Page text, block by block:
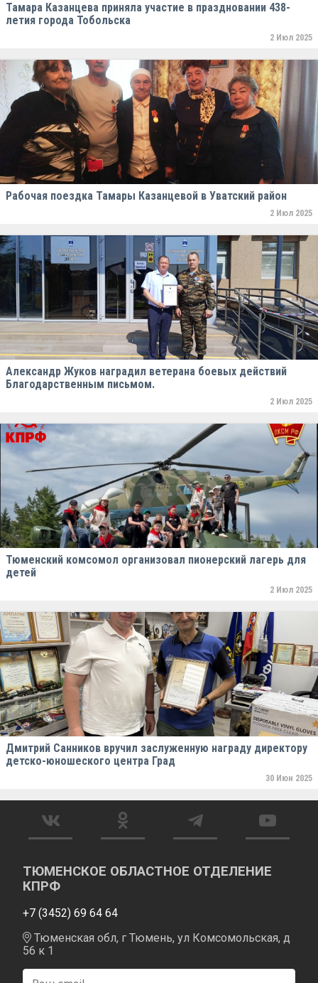
Тамара Казанцева приняла участие в праздновании 438-
летия города Тобольска
2 Июл 2025
Рабочая поездка Тамары Казанцевой в Уватский район
2 Июл 2025
Александр Жуков наградил ветерана боевых действий
Благодарственным письмом.
2 Июл 2025
Тюменский комсомол организовал пионерский лагерь для
детей
2 Июл 2025
Дмитрий Санников вручил заслуженную награду директору
детско-юношеского центра Град
30 Июн 2025
ТЮМЕНСКОЕ ОБЛАСТНОЕ ОТДЕЛЕНИЕ
КПРФ
+7 (3452) 69 64 64
Тюменская обл, г Тюмень, ул Комсомольская, д
56 к 1